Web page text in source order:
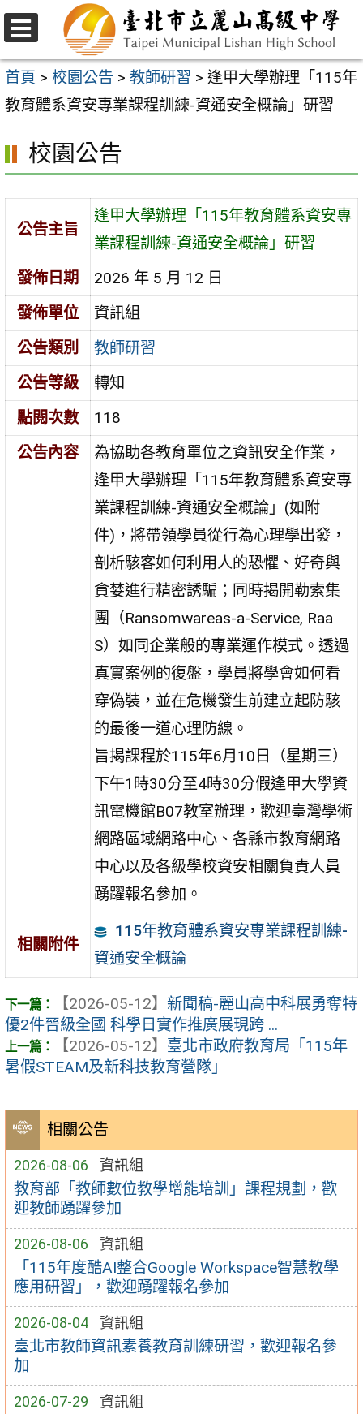
跳
至
主
要
容
區
選
單
首頁 > 校園公告 > 教師研習 > 逢甲大學辦理「115年
教育體系資安專業課程訓練-資通安全概論」研習
相關公告
2026-08-06 資訊組
教育部「教師數位教學增能培訓」課程規劃，歡
迎教師踴躍參加
2026-08-06 資訊組
「115年度酷AI整合Google Workspace智慧教學
應用研習」，歡迎踴躍報名參加
2026-08-04 資訊組
臺北市教師資訊素養教育訓練研習，歡迎報名參
加
2026-07-29 資訊組
校園公告
公告主旨
逢甲大學辦理「115年教育體系資安專
業課程訓練-資通安全概論」研習
發佈日期
2026 年 5 月 12 日
發佈單位
資訊組
公告類別
教師研習
公告等級
轉知
點閱次數
118
公告內容
為協助各教育單位之資訊安全作業，
逢甲大學辦理「115年教育體系資安專
業課程訓練-資通安全概論」(如附
件)，將帶領學員從行為心理學出發，
剖析駭客如何利用人的恐懼、好奇與
貪婪進行精密誘騙；同時揭開勒索集
團（Ransomwareas-a-Service, Raa
S）如同企業般的專業運作模式。透過
真實案例的復盤，學員將學會如何看
穿偽裝，並在危機發生前建立起防駭
的最後一道心理防線。
旨揭課程於115年6月10日（星期三）
下午1時30分至4時30分假逢甲大學資
訊電機館B07教室辦理，歡迎臺灣學術
網路區域網路中心、各縣市教育網路
中心以及各級學校資安相關負責人員
踴躍報名參加。
相關附件
115年教育體系資安專業課程訓練-
資通安全概論
【2026-05-12】 新聞稿-麗山高中科展勇奪特
優2件晉級全國 科學日實作推廣展現跨 ...
【2026-05-12】 臺北市政府教育局「115年
暑假STEAM及新科技教育營隊」